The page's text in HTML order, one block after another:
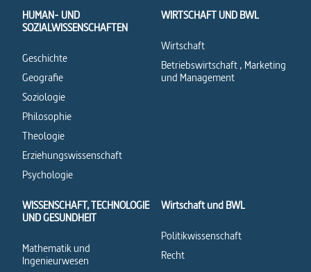
HUMAN- UND
SOZIALWISSENSCHAFTEN
Geschichte
Geografie
Soziologie
Philosophie
Theologie
Erziehungswissenschaft
Psychologie
WIRTSCHAFT UND BWL
Wirtschaft
Betriebswirtschaft , Marketing
und Management
WISSENSCHAFT, TECHNOLOGIE
UND GESUNDHEIT
Mathematik und
Ingenieurwesen
Wirtschaft und BWL
Politikwissenschaft
Recht